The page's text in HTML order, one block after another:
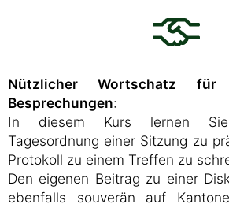
Nützlicher Wortschatz für
Besprechungen:
In diesem Kurs lernen
Tagesordnung einer Sitzung zu
Protokoll zu einem Treffen zu
Den eigenen Beitrag zu einer
ebenfalls souverän auf